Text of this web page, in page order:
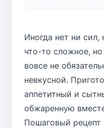
Иногда нет ни сил,
что-то сложное,
вовсе не
невкусной.
аппетитный и
обжаренную
Пошаговый рецепт